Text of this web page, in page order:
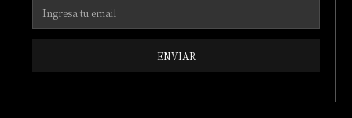
ENVIAR